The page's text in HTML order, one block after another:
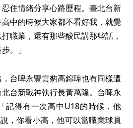
住情緒分享心路歷程。臺北台新
中的時候大家都不看好我，就覺
職業，還有那些酸民講那些話，
。」
台啤永豐雲豹高錦瑋也有同樣遭
台新戰神執行長黃萬隆。台啤永
記得有一次高中U18的時候，他
，你看小高，他可以當職業球員